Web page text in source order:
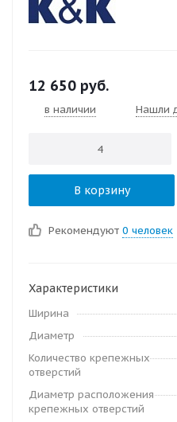
12 650 руб.
в наличии Нашли
В корзину
Рекомендуют 0 человек
Характеристики
Ширина
Диаметр
Количество крепежных
отверстий
Диаметр расположения
крепежных отверстий